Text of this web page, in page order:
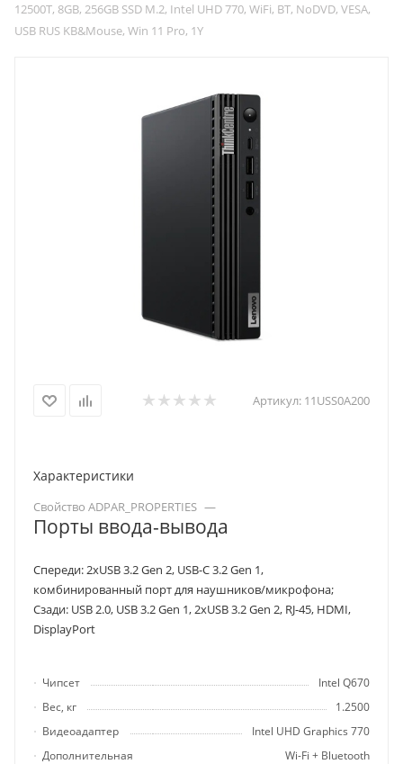
12500T, 8GB, 256GB SSD M.2, Intel UHD 770, WiFi, BT, NoDVD, VESA,
USB RUS KB&Mouse, Win 11 Pro, 1Y
Артикул: 11USS0A200
Характеристики
Свойство ADPAR_PROPERTIES —
Порты ввода-вывода
Спереди: 2хUSB 3.2 Gen 2, USB-C 3.2 Gen 1,
комбинированный порт для наушников/микрофона;
Сзади: USB 2.0, USB 3.2 Gen 1, 2хUSB 3.2 Gen 2, RJ-45, HDMI,
DisplayPort
Чипсет
Intel Q670
Вес, кг
1.2500
Видеоадаптер
Intel UHD Graphics 770
Дополнительная
Wi-Fi + Bluetooth